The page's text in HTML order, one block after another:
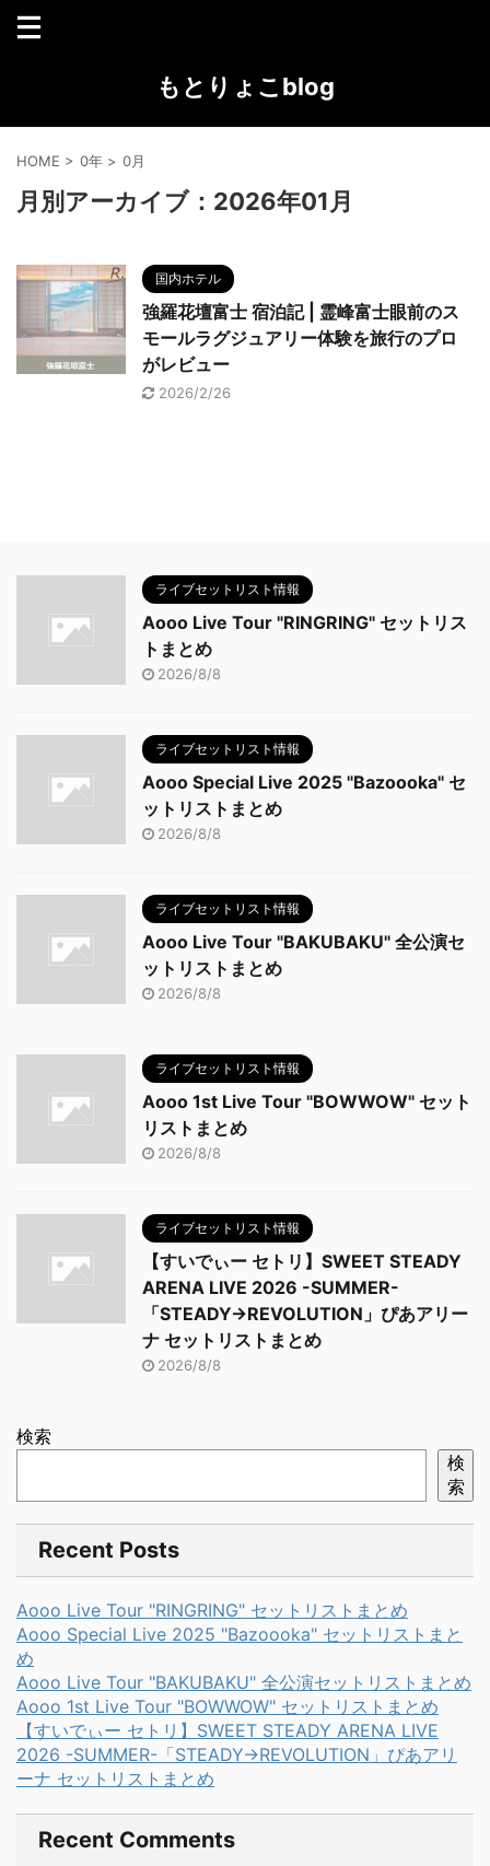
もとりょこblog
HOME > 0年 > 0月
月別アーカイブ：2026年01月
国内ホテル
強羅花壇富士 宿泊記 | 霊峰富士眼前のス
モールラグジュアリー体験を旅行のプロ
がレビュー
2026/2/26
ライブセットリスト情報
Aooo Live Tour "RINGRING" セットリス
トまとめ
2026/8/8
ライブセットリスト情報
Aooo Special Live 2025 "Bazoooka" セ
ットリストまとめ
2026/8/8
ライブセットリスト情報
Aooo Live Tour "BAKUBAKU" 全公演セ
ットリストまとめ
2026/8/8
ライブセットリスト情報
Aooo 1st Live Tour "BOWWOW" セット
リストまとめ
2026/8/8
ライブセットリスト情報
【すいでぃー セトリ】SWEET STEADY
ARENA LIVE 2026 -SUMMER-
「STEADY→REVOLUTION」ぴあアリー
ナ セットリストまとめ
2026/8/8
検索
検
索
Recent Posts
Aooo Live Tour "RINGRING" セットリストまとめ
Aooo Special Live 2025 "Bazoooka" セットリストまと
め
Aooo Live Tour "BAKUBAKU" 全公演セットリストまとめ
Aooo 1st Live Tour "BOWWOW" セットリストまとめ
【すいでぃー セトリ】SWEET STEADY ARENA LIVE
2026 -SUMMER-「STEADY→REVOLUTION」ぴあアリ
ーナ セットリストまとめ
Recent Comments